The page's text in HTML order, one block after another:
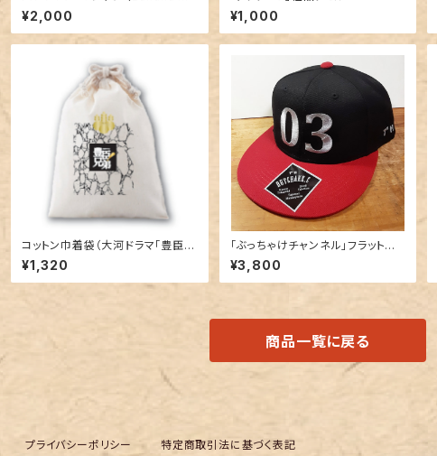
V）
¥2,000 ¥1,000
コットン巾着袋（大河ドラマ｢豊臣兄
弟！」ロゴライセンス商品）
¥1,320
「ぶっちゃけチャンネル」フラットバ
イザーCAP 2022＜03＞Black/R
ed
¥3,800
商品一覧に戻る
プライバシーポリシー 特定商取引法に基づく表記